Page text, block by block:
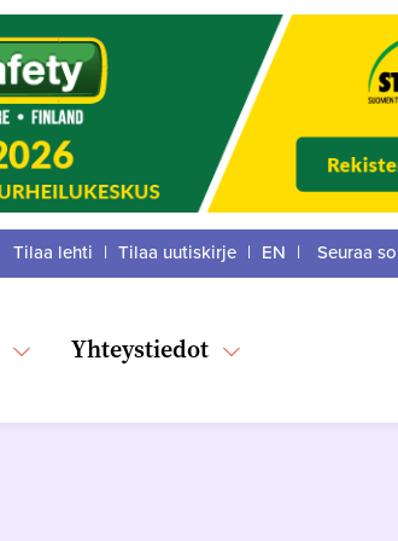
Yhteystiedot
Tilaa lehti | Tilaa uutiskirje | EN |
Seuraa
:Facebook
Twitter